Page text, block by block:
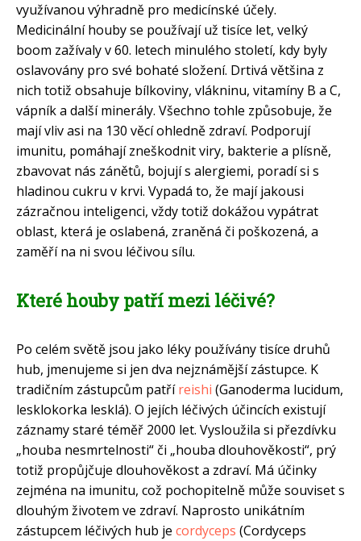
využívanou výhradně pro medicínské účely.
Medicinální houby se používají už tisíce let, velký
boom zažívaly v 60. letech minulého století, kdy byly
oslavovány pro své bohaté složení. Drtivá většina z
nich totiž obsahuje bílkoviny, vlákninu, vitamíny B a C,
vápník a další minerály. Všechno tohle způsobuje, že
mají vliv asi na 130 věcí ohledně zdraví. Podporují
imunitu, pomáhají zneškodnit viry, bakterie a plísně,
zbavovat nás zánětů, bojují s alergiemi, poradí si s
hladinou cukru v krvi. Vypadá to, že mají jakousi
zázračnou inteligenci, vždy totiž dokážou vypátrat
oblast, která je oslabená, zraněná či poškozená, a
zaměří na ni svou léčivou sílu.
Které houby patří mezi léčivé?
Po celém světě jsou jako léky používány tisíce druhů
hub, jmenujeme si jen dva nejznámější zástupce. K
tradičním zástupcům patříreishi (Ganoderma lucidum,
lesklokorka lesklá). O jejích léčivých účincích existují
záznamy staré téměř 2000 let. Vysloužila si přezdívku
„houba nesmrtelnosti“ či „houba dlouhověkosti“, prý
totiž propůjčuje dlouhověkost a zdraví. Má účinky
zejména na imunitu, což pochopitelně může souviset s
dlouhým životem ve zdraví. Naprosto unikátním
zástupcem léčivých hub je cordyceps (Cordyceps